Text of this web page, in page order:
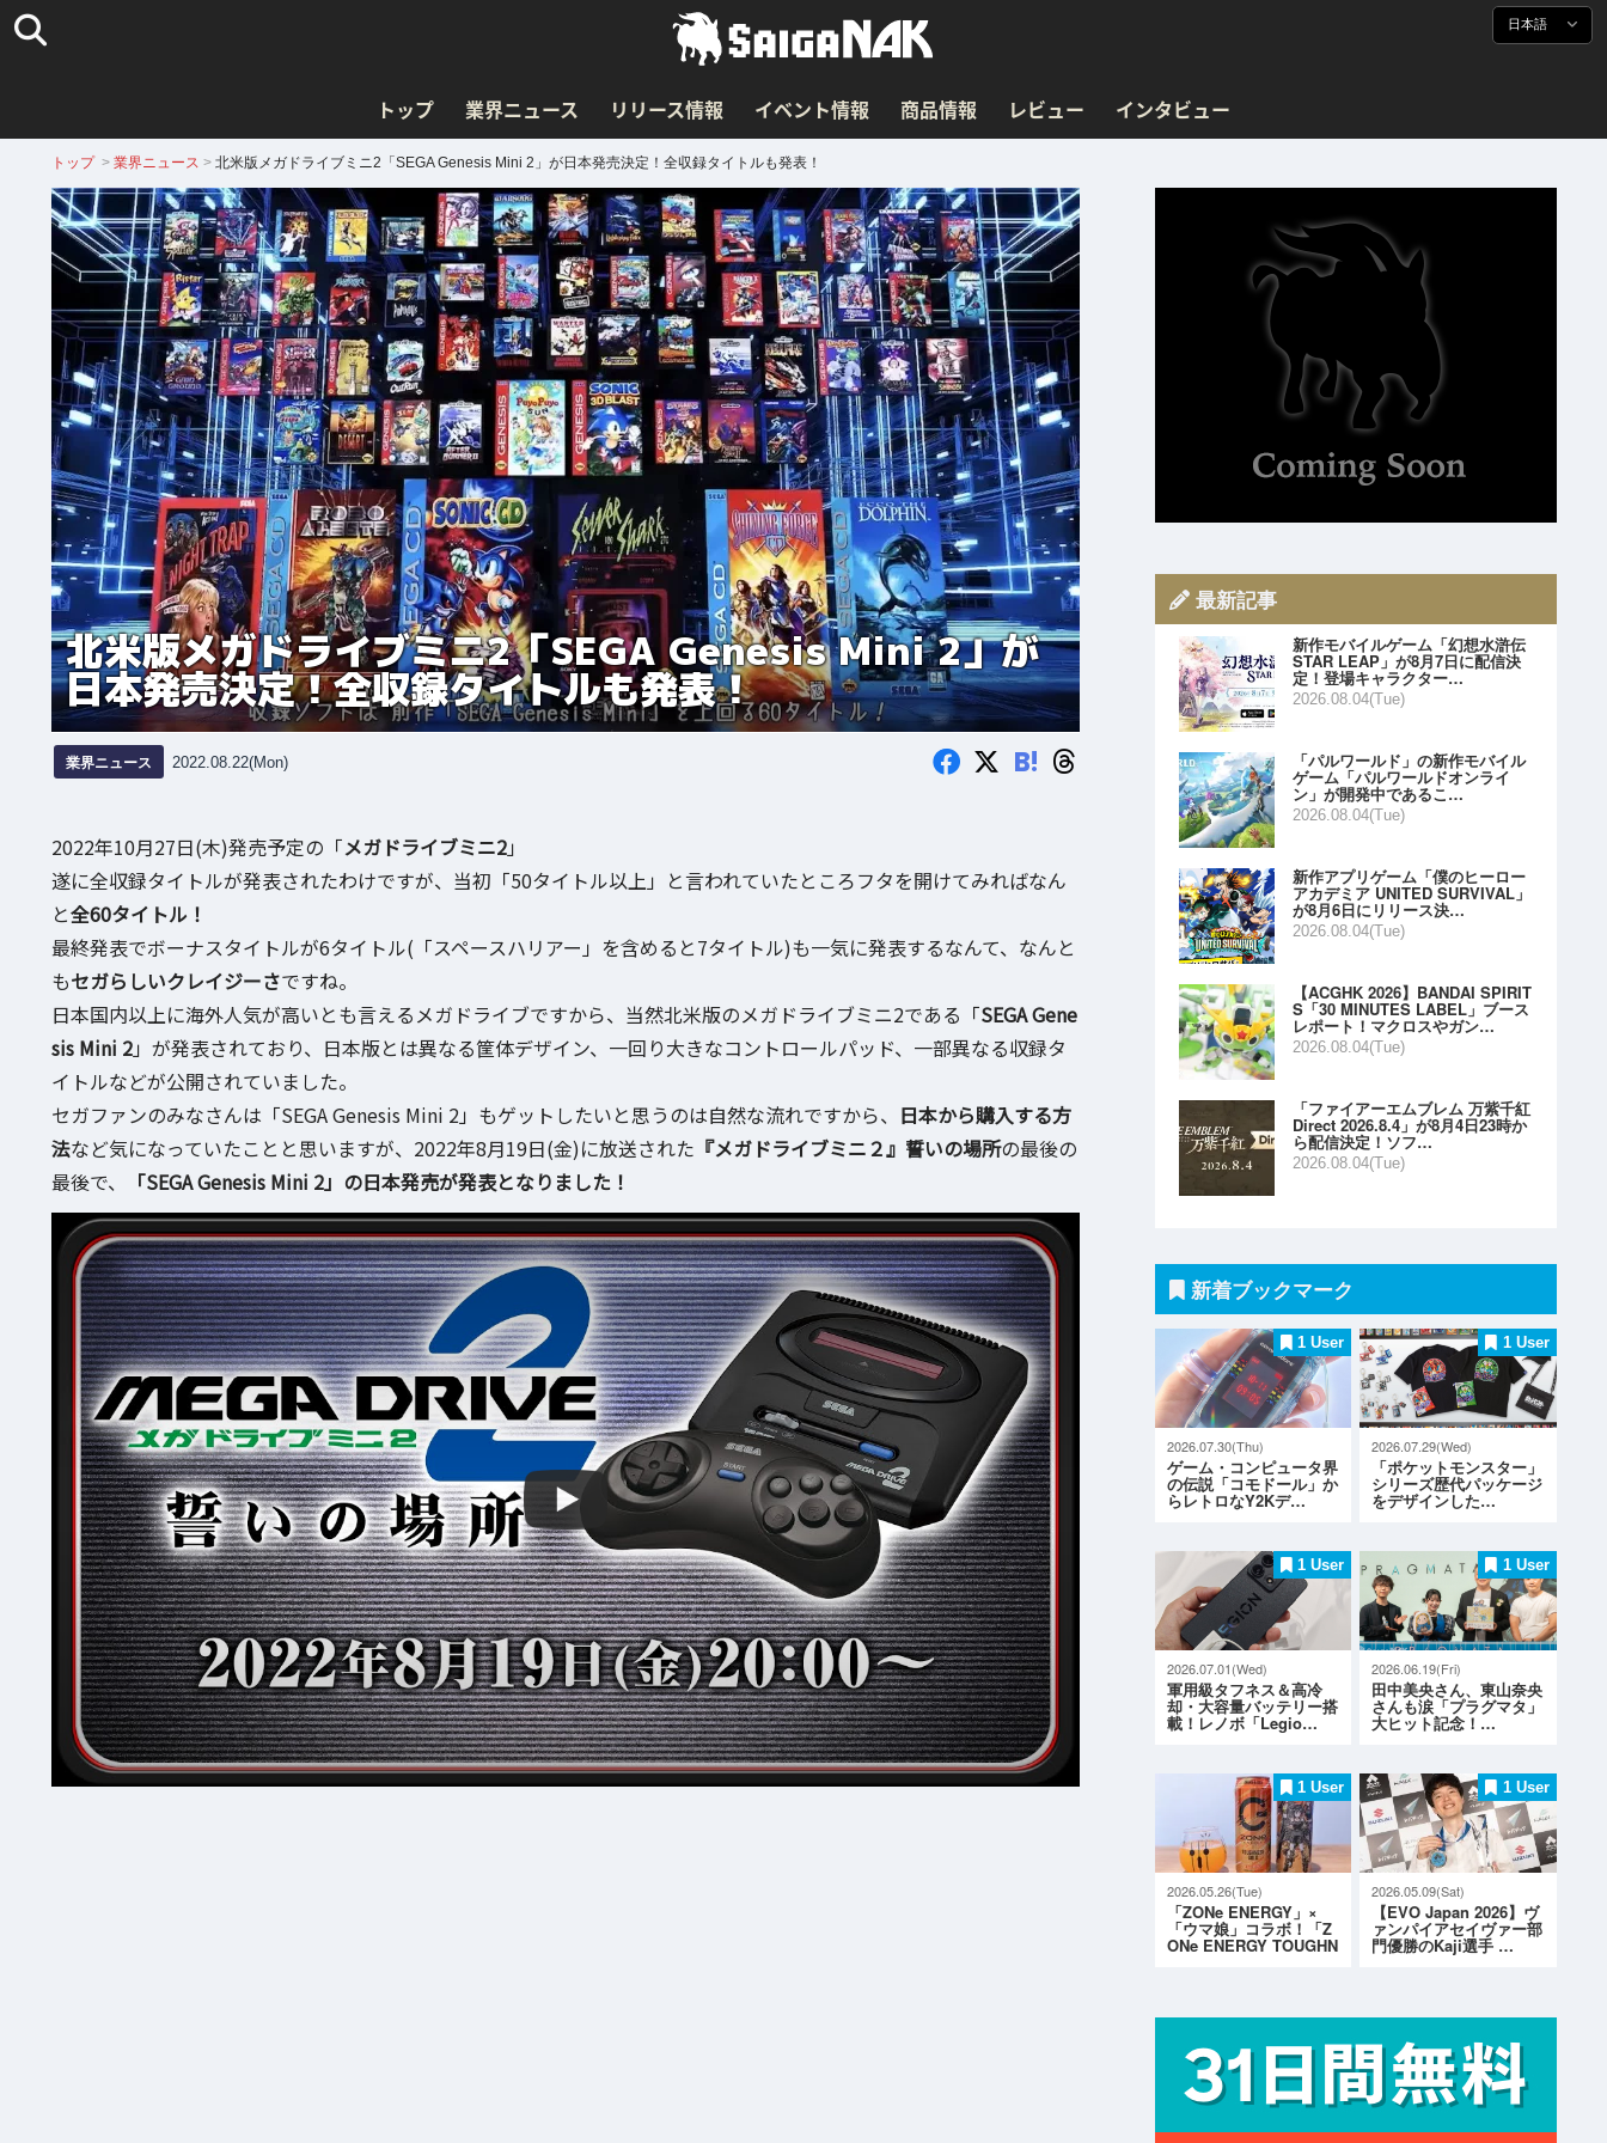
日本語
トップ 業界ニュース リリース情報 イベント情報 商品情報 レビュー インタビュー
トップ > 業界ニュース > 北米版メガドライブミニ2「SEGA Genesis Mini 2」が日本発売決定！全収録タイトルも発表！
北米版メガドライブミニ2「SEGA Genesis Mini 2」が
日本発売決定！全収録タイトルも発表！
業界ニュース 2022.08.22(Mon) B!
2022年10月27日(木)発売予定の「メガドライブミニ2」
遂に全収録タイトルが発表されたわけですが、当初「50タイトル以上」と言われていたところフタを開けてみればなん
と全60タイトル！
最終発表でボーナスタイトルが6タイトル(「スペースハリアー」を含めると7タイトル)も一気に発表するなんて、なんと
もセガらしいクレイジーさですね。
日本国内以上に海外人気が高いとも言えるメガドライブですから、当然北米版のメガドライブミニ2である「SEGA Gene
sis Mini 2」が発表されており、日本版とは異なる筐体デザイン、一回り大きなコントロールパッド、一部異なる収録タ
イトルなどが公開されていました。
セガファンのみなさんは「SEGA Genesis Mini 2」もゲットしたいと思うのは自然な流れですから、 日本から購入する方
法など気になっていたことと思いますが、2022年8月19日(金)に放送された 『メガドライブミニ２』誓いの場所の最後の
最後で、
「SEGA Genesis Mini 2」の日本発売が発表となりました！
最新記事
新作モバイルゲーム「幻想水滸伝
STAR LEAP」が8月7日に配信決
定！登場キャラクター…
2026.08.04(Tue)
「パルワールド」の新作モバイル
ゲーム「パルワールドオンライ
ン」が開発中であるこ…
2026.08.04(Tue)
新作アプリゲーム「僕のヒーロー
アカデミア UNITED SURVIVAL」
が8月6日にリリース決…
2026.08.04(Tue)
【ACGHK 2026】BANDAI SPIRIT
S「30 MINUTES LABEL」ブース
レポート！マクロスやガン…
2026.08.04(Tue)
「ファイアーエムブレム 万紫千紅
Direct 2026.8.4」が8月4日23時か
ら配信決定！ソフ…
2026.08.04(Tue)
新着ブックマーク
1 User
2026.07.30(Thu)
ゲーム・コンピュータ界
の伝説「コモドール」か
らレトロなY2Kデ…
1 User
2026.07.29(Wed)
「ポケットモンスター」
シリーズ歴代パッケージ
をデザインした…
1 User
2026.07.01(Wed)
軍用級タフネス＆高冷
却・大容量バッテリー搭
載！レノボ「Legio…
1 User
2026.06.19(Fri)
田中美央さん、東山奈央
さんも涙「プラグマタ」
大ヒット記念！…
1 User
2026.05.26(Tue)
「ZONe ENERGY」×
「ウマ娘」コラボ！「Z
ONe ENERGY TOUGHN
1 User
2026.05.09(Sat)
【EVO Japan 2026】ヴ
ァンパイアセイヴァー部
門優勝のKaji選手 …